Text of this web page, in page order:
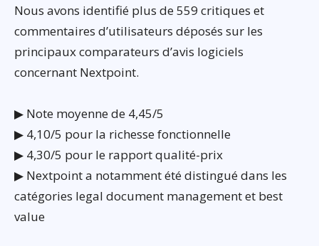
Nous avons identifié plus de 559 critiques et
commentaires d’utilisateurs déposés sur les
principaux comparateurs d’avis logiciels
concernant Nextpoint.
▶ Note moyenne de 4,45/5
▶ 4,10/5 pour la richesse fonctionnelle
▶ 4,30/5 pour le rapport qualité-prix
▶ Nextpoint a notamment été distingué dans les
catégories legal document management et best
value